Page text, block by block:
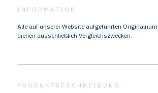
INFORMATION
Alle auf unserer Website aufgeführten
dienen ausschließlich Vergleichszwecken.
PRODUKTBESCHREIBUNG